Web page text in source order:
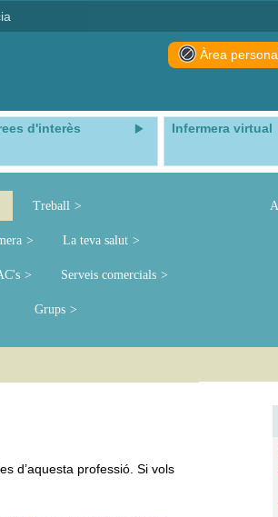
Àrea
d'interès Infermera virtual
Treball
La teva salut
Serveis comercials
Grups
d’aquesta professió. Si vols